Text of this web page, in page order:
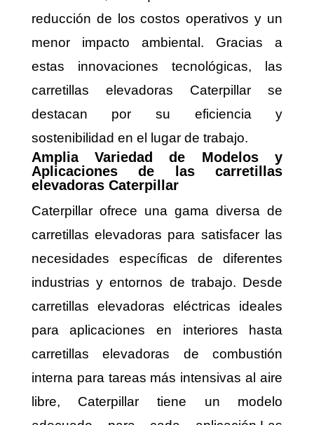
reducción de los costos operativos y un
menor impacto ambiental. Gracias a
estas innovaciones tecnológicas, las
carretillas elevadoras Caterpillar se
destacan por su eficiencia y
sostenibilidad en el lugar de trabajo.
Amplia Variedad de Modelos y
Aplicaciones de las carretillas
elevadoras Caterpillar
Caterpillar ofrece una gama diversa de
carretillas elevadoras para satisfacer las
necesidades específicas de diferentes
industrias y entornos de trabajo. Desde
carretillas elevadoras eléctricas ideales
para aplicaciones en interiores hasta
carretillas elevadoras de combustión
interna para tareas más intensivas al aire
libre, Caterpillar tiene un modelo